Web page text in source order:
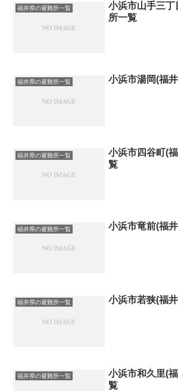
福井県の避難所一覧
小浜市山手三丁
所一覧
福井県の避難所一覧 小浜市湯岡(福
福井県の避難所一覧
小浜市四谷町(
覧
福井県の避難所一覧 小浜市竜前(福
福井県の避難所一覧 小浜市若狭(福
福井県の避難所一覧
小浜市和久里(
覧